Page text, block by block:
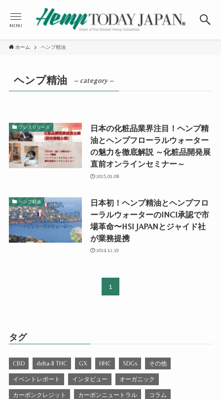
MENU
ホーム ヘンプ精油
ヘンプ精油 – category –
プレスリリース
日本の化粧品業界注目！ヘンプ精
油とヘンプフローラルウォーター
の魅力を徹底解説 ～化粧品開発展
直前オンラインセミナー～
2025.01.08
ヘンプ精油
日本初！ヘンプ精油とヘンプフロ
ーラルウォーターのINCI承認で市
場革命〜HSI JAPANとジャイド社
が業務提携
2024.12.19
1
タグ
CBD delta-8 THC GX HHC SDGs その他
イベントレポート インタビュー オーガニック
カーボンクレジット カーボンニュートラル コラム